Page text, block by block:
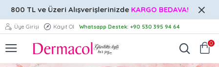
800 TL ve Üzeri Alışverişlerinizde KARGO BEDAVA!
Üye Girişi Kayıt Ol Whatsapp Destek: +90 530 395 94 64
0